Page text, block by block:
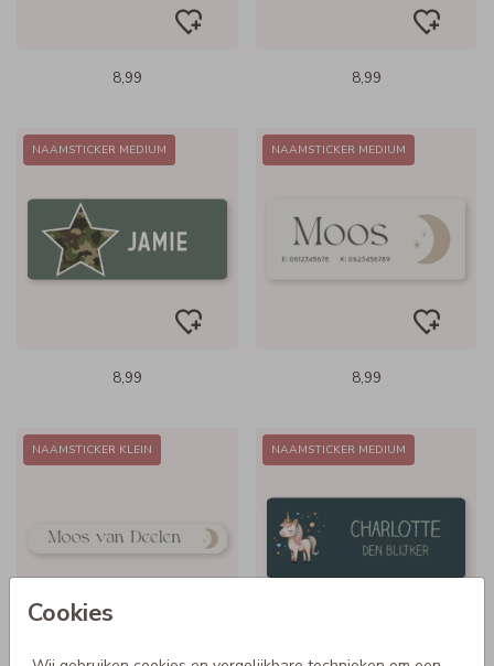
Cookies
8,99 8,99
NAAMSTICKER MEDIUM
8,99
NAAMSTICKER MEDIUM
8,99
NAAMSTICKER KLEIN NAAMSTICKER MEDIUM